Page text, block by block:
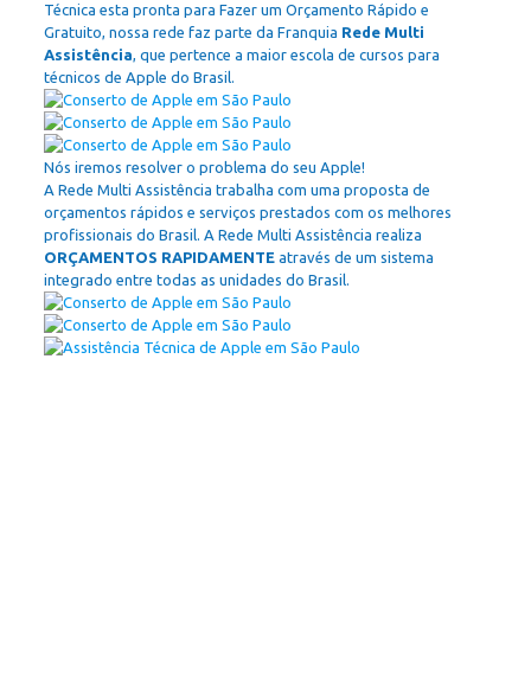
Técnica esta pronta para Fazer um Orçamento Rápido e
Gratuito, nossa rede faz parte da Franquia Rede Multi
Assistência, que pertence a maior escola de cursos para
técnicos de Apple do Brasil.
Nós iremos resolver o problema do seu Apple!
A Rede Multi Assistência trabalha com uma proposta de
orçamentos rápidos e serviços prestados com os melhores
profissionais do Brasil. A Rede Multi Assistência realiza
ORÇAMENTOS RAPIDAMENTEatravés de um sistema
integrado entre todas as unidades do Brasil.